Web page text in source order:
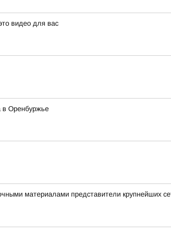
видео для вас
в Оренбуржье
материалами представители крупнейших